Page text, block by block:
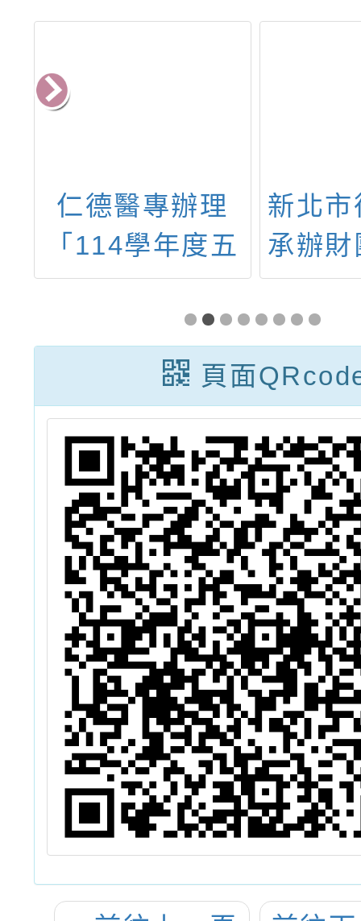
仁德醫專辦理
「114學年度五
專免試入學及公
費生制度線上說
明會」
新北
承辦
生文
「114
少年
間、設
研
頁面